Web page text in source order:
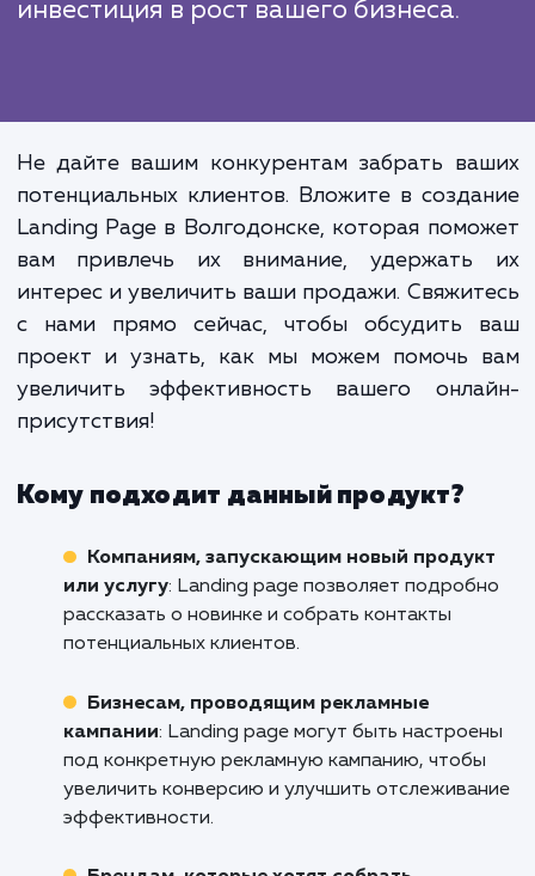
Создание эффективной Landing
это не просто процесс дизайна,
комплексная задача, которая
в себя понимание
клиентов, изучение
разработку уникального
и постоянное тестирование
инвестиция в рост вашего бизнеса.
Не дайте вашим конкурентам забрать
потенциальных клиентов. Вложите в
Landing Page в Волгодонске, которая
вам привлечь их внимание,
интерес и увеличить ваши продажи.